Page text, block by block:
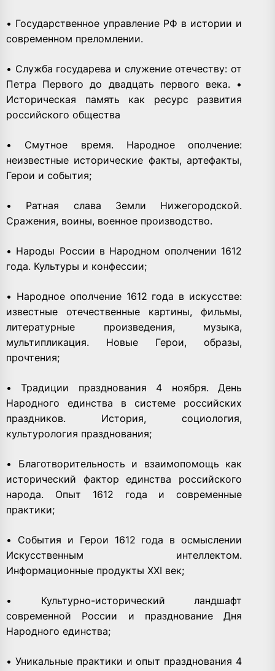
• Государственное управление РФ в истории и
современном преломлении.
• Служба государева и служение отечеству: от
Петра Первого до двадцать первого века. •
Историческая память как ресурс развития
российского общества
• Смутное время. Народное ополчение:
неизвестные исторические факты, артефакты,
Герои и события;
• Ратная слава Земли Нижегородской.
Сражения, воины, военное производство.
• Народы России в Народном ополчении 1612
года. Культуры и конфессии;
• Народное ополчение 1612 года в искусстве:
известные отечественные картины, фильмы,
литературные произведения, музыка,
мультипликация. Новые Герои, образы,
прочтения;
• Традиции празднования 4 ноября. День
Народного единства в системе российских
праздников. История, социология,
культурология празднования;
• Благотворительность и взаимопомощь как
исторический фактор единства российского
народа. Опыт 1612 года и современные
практики;
• События и Герои 1612 года в осмыслении
Искусственным интеллектом.
Информационные продукты XXI век;
• Культурно-исторический ландшафт
современной России и празднование Дня
Народного единства;
• Уникальные практики и опыт празднования 4